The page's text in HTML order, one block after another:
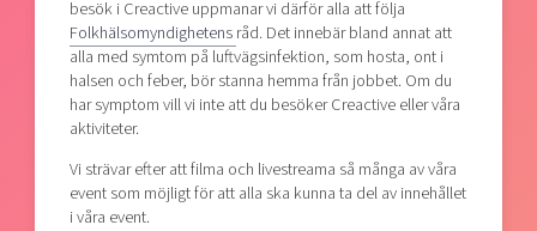
besök i Creactive uppmanar vi därför alla att följa
Folkhälsomyndighetensråd. Det innebär bland annat att
alla med symtom på luftvägsinfektion, som hosta, ont i
halsen och feber, bör stanna hemma från jobbet. Om du
har symptom vill vi inte att du besöker Creactive eller våra
aktiviteter.
Vi strävar efter att filma och livestreama så många av våra
event som möjligt för att alla ska kunna ta del av innehållet
i våra event.